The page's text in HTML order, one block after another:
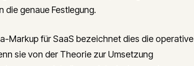
genaue Festlegung.
Markup für SaaS bezeichnet dies die operative
sie von der Theorie zur Umsetzung